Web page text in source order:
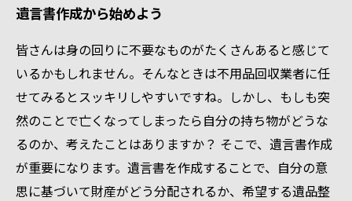
遺言書作成から始めよう
皆さんは身の回りに不要なものがたくさんあると感じて
いるかもしれません。そんなときは不用品回収業者に任
せてみるとスッキリしやすいですね。しかし、もしも突
然のことで亡くなってしまったら自分の持ち物がどうな
るのか、考えたことはありますか？ そこで、遺言書作成
が重要になります。遺言書を作成することで、自分の意
思に基づいて財産がどう分配されるか、希望する遺品整